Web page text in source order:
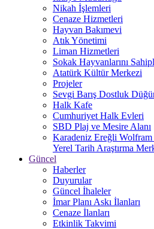
Nikah İşlemleri
Cenaze Hizmetleri
Hayvan Bakımevi
Atık Yönetimi
Liman Hizmetleri
Sokak Hayvanlarını
Atatürk Kültür Merkezi
Projeler
Sevgi Barış Dostluk
Halk Kafe
Cumhuriyet Halk Evleri
SBD Plaj ve Mesire Alanı
Karadeniz Ereğli
Yerel Tarih Araştırma
Güncel
Haberler
Duyurular
Güncel İhaleler
İmar Planı Askı İlanları
Cenaze İlanları
Etkinlik Takvimi